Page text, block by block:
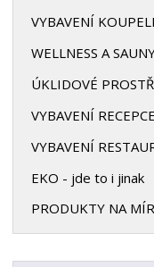
VYBAVENÍ
WELLNESS A
ÚKLIDOVÉ
VYBAVENÍ RECEPCE
VYBAVENÍ
EKO - jde to i jinak
PRODUKTY NA